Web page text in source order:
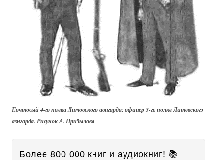
Почтовый 4-го полка Литовского авнгарда; офицер 3-го полка Литовского
авнгарда. Рисунок А. Прибылова
Более 800 000 книг и аудиокниг! 📚